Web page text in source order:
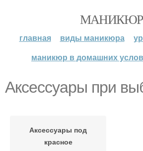
МАНИКЮР
главная виды маникюра
маникюр в домашних
Аксессуары при
Аксессуары под
красное